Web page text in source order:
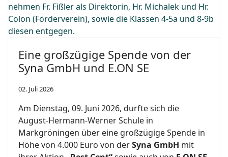
Eine großzügige Spende von der
Syna GmbH und E.ON SE
02. Juli 2026
Am Dienstag, 09. Juni 2026, durfte sich die
August-Hermann-Werner Schule in
Markgröningen über eine großzügige Spende in
Höhe von 4.000 Euro von derSyna GmbH mit